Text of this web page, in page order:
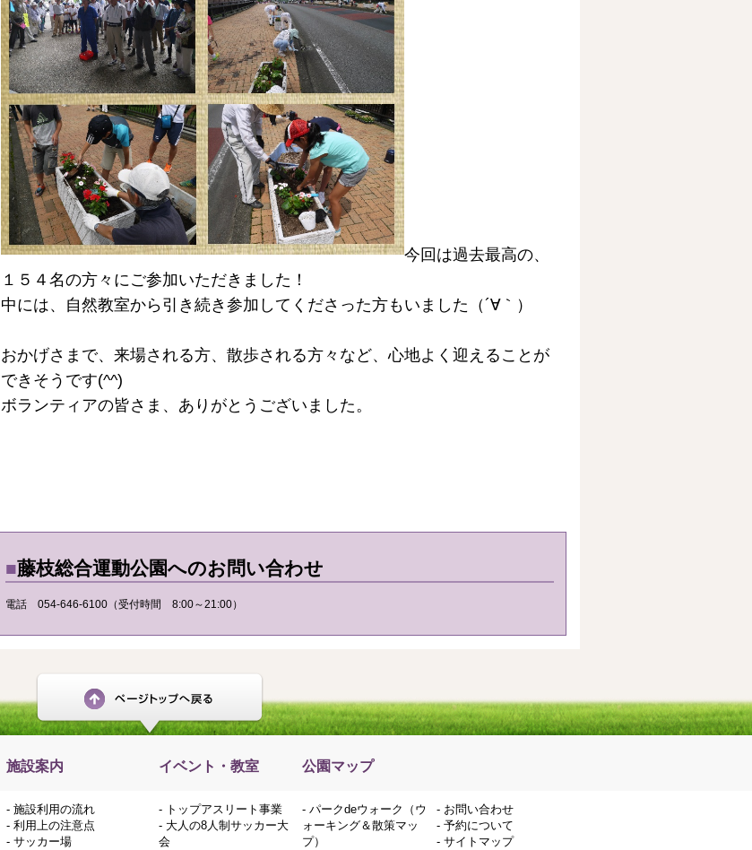
今回は過去最高の、
１５４名の方々にご参加いただきました！
中には、自然教室から引き続き参加してくださった方もいました（´∀｀）
おかげさまで、来場される方、散歩される方々など、心地よく迎えることが
できそうです(^^)
ボランティアの皆さま、ありがとうございました。
■藤枝総合運動公園へのお問い合わせ
電話 054-646-6100（受付時間 8:00～21:00）
施設案内 イベント・教室 公園マップ
- 施設利用の流れ
- 利用上の注意点
- サッカー場
- トップアスリート事業
- 大人の8人制サッカー大
会
- パークdeウォーク（ウ
ォーキング＆散策マッ
プ）
- お問い合わせ
- 予約について
- サイトマップ